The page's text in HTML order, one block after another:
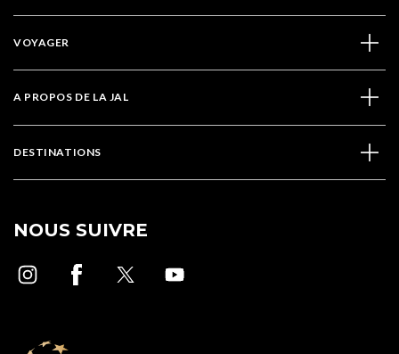
VOYAGER
A PROPOS DE LA JAL
DESTINATIONS
NOUS SUIVRE